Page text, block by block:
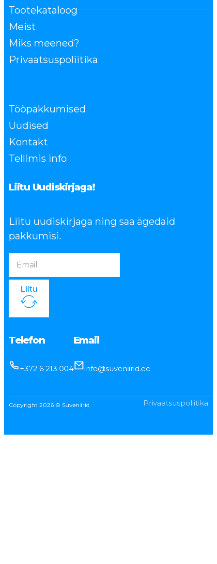
Tootekataloog
Meist
Miks meened?
Privaatsuspoliitika
Tööpakkumised
Uudised
Kontakt
Tellimis info
Liitu Uudiskirjaga!
Liitu uudiskirjaga ning saa ägedaid
pakkumisi.
Liitu
Telefon
+372 6 213 004
Email
info@suveniirid.ee
Copyright 2026 © Suveniirid Privaatsuspoliitika